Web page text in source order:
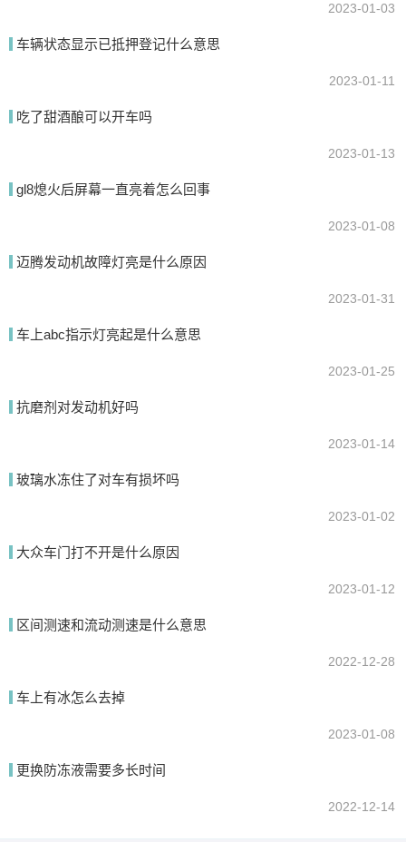
提交
2023-01-03
车辆状态显示已抵押登记什么意思
2023-01-11
吃了甜酒酿可以开车吗
2023-01-13
gl8熄火后屏幕一直亮着怎么回事
2023-01-08
迈腾发动机故障灯亮是什么原因
2023-01-31
车上abc指示灯亮起是什么意思
2023-01-25
抗磨剂对发动机好吗
2023-01-14
玻璃水冻住了对车有损坏吗
2023-01-02
大众车门打不开是什么原因
2023-01-12
区间测速和流动测速是什么意思
2022-12-28
车上有冰怎么去掉
2023-01-08
更换防冻液需要多长时间
2022-12-14